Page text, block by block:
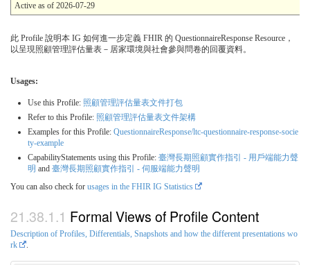
Active as of 2026-07-29
此 Profile 說明本 IG 如何進一步定義 FHIR 的 QuestionnaireResponse Resource，
以呈現照顧管理評估量表－居家環境與社會參與問卷的回覆資料。
Usages:
Use this Profile: 照顧管理評估量表文件打包
Refer to this Profile: 照顧管理評估量表文件架構
Examples for this Profile: QuestionnaireResponse/ltc-questionnaire-response-socie
ty-example
CapabilityStatements using this Profile: 臺灣長期照顧實作指引 - 用戶端能力聲
明 and 臺灣長期照顧實作指引 - 伺服端能力聲明
You can also check for usages in the FHIR IG Statistics
Formal Views of Profile Content
Description of Profiles, Differentials, Snapshots and how the different presentations wo
rk